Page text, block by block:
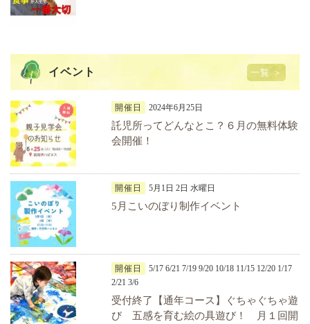
イベント 一覧 ＞
開催日 2024年6月25日
託児所ってどんなとこ？６月の無料体験
会開催！
開催日 5月1日 2日 水曜日
5月こいのぼり制作イベント
開催日
5/17 6/21 7/19 9/20 10/18 11/15 12/20 1/17
2/21 3/6
受付終了【通年コース】ぐちゃぐちゃ遊
び 五感を育む絵の具遊び！ 月１回開